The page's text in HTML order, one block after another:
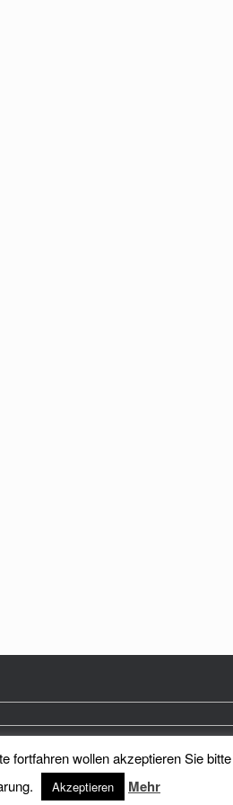
und Land e.V. Theme bySiteOrigin
wollen akzeptieren Sie
Akzeptieren Mehr